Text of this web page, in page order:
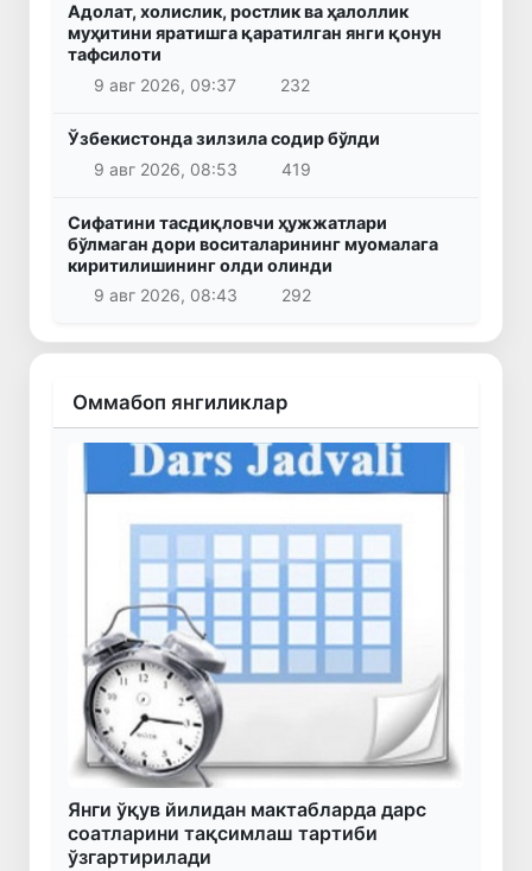
Адолат, холислик, ростлик ва ҳалоллик
муҳитини яратишга қаратилган янги қонун
тафсилоти
9 авг 2026, 09:37
232
Ўзбекистонда зилзила содир бўлди
9 авг 2026, 08:53
419
Сифатини тасдиқловчи ҳужжатлари
бўлмаган дори воситаларининг муомалага
киритилишининг олди олинди
9 авг 2026, 08:43
292
Оммабоп янгиликлар
Янги ўқув йилидан мактабларда дарс
соатларини тақсимлаш тартиби
ўзгартирилади